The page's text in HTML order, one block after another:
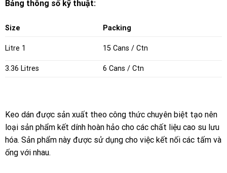
Bảng thông số kỹ thuật:
Size Packing
1 Litre 15 Cans / Ctn
3.36 Litres 6 Cans / Ctn
Keo dán được sản xuất theo công thức chuyên biệt tạo nên
loại sản phẩm kết dính hoàn hảo cho các chất liệu cao su lưu
hóa. Sản phẩm này được sử dụng cho việc kết nối các tấm và
ống với nhau.